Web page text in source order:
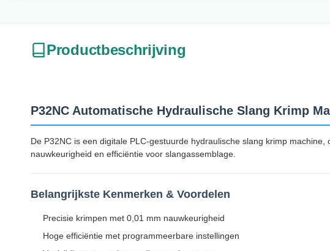
Productbeschrijving
P32NC Automatische Hydraulische Slang Krimp
De P32NC is een digitale PLC-gestuurde hydraulische slang krimp
nauwkeurigheid en efficiëntie voor slangassemblage.
Belangrijkste Kenmerken & Voordelen
Precisie krimpen met 0,01 mm nauwkeurigheid
Hoge efficiëntie met programmeerbare instellingen